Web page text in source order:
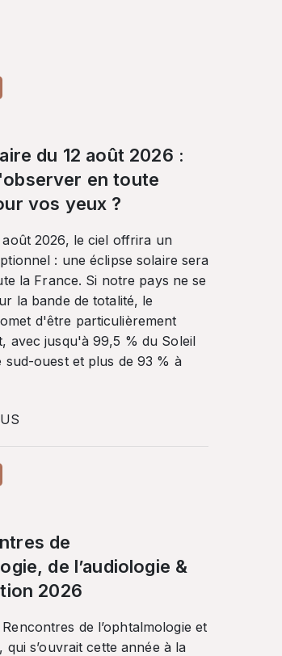
du 12 août 2026 :
en toute
vos yeux ?
août 2026, le ciel offrira un
: une éclipse solaire sera
la France. Si notre pays ne se
la bande de totalité, le
d'être particulièrement
avec jusqu'à 99,5 % du Soleil
sud-ouest et plus de 93 % à
de
de l’audiologie &
2026
de l’ophtalmologie et
qui s’ouvrait cette année à la